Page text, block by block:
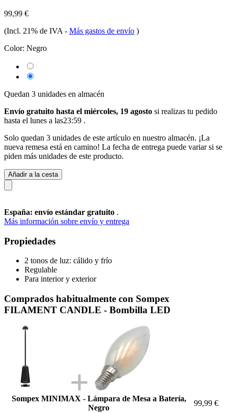
99,99 €
(Incl. 21% de IVA - Más gastos de envío )
Color: Negro
Quedan 3 unidades en almacén
Envío gratuito hasta el miércoles, 19 agosto si realizas tu pedido
hasta el lunes a las23:59 .
Solo quedan 3 unidades de este artículo en nuestro almacén. ¡La
nueva remesa está en camino! La fecha de entrega puede variar si se
piden más unidades de este producto.
Añadir a la cesta
España: envío estándar gratuito .
Más información sobre envío y entrega
Propiedades
2 tonos de luz: cálido y frío
Regulable
Para interior y exterior
Comprados habitualmente con Sompex
FILAMENT CANDLE - Bombilla LED
Sompex MINIMAX - Lámpara de Mesa a Batería,
Negro
99,99 €